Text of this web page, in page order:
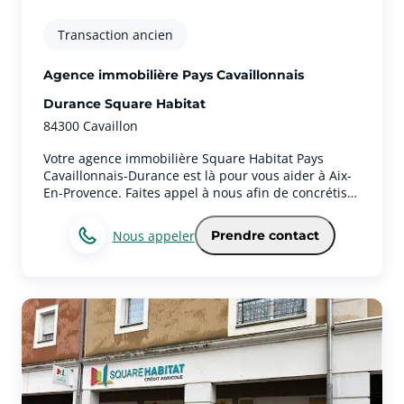
Transaction ancien
Agence immobilière Pays Cavaillonnais
Durance Square Habitat
84300 Cavaillon
Votre agence immobilière Square Habitat Pays
Cavaillonnais-Durance est là pour vous aider à Aix-
En-Provence. Faites appel à nous afin de concrétiser
Square Habitat Pays Cavaillonnais-Durance propose
aussi ses services sur la ville de Aix-En-
ProvenceNous sommes basés sur le secteur de Aix-
Aix-En-Provence. Pour mieux vous guider, nous
nous servons en premier lieu de notre dynamisme,
de notre persévérance et de notre
compétence.Quels sont les services immobiliers de
votre agence à Aix-En-Provence ?Notre agence aide
ses clients à trouver le logement qui répond à leurs
attentes et à leur budget, par exemple en
Prendre contact
Nous appeler